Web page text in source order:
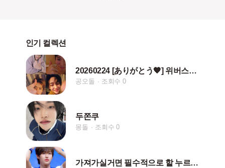
인기 컬렉션
20260224 [ありがとう🧡] 위버스라이브
공오돌 조회수 0
두쫀쿠
몽돌 조회수 0
가져가실거면 필수적으로 핱 누르셔요 히주들] 빈이 사진